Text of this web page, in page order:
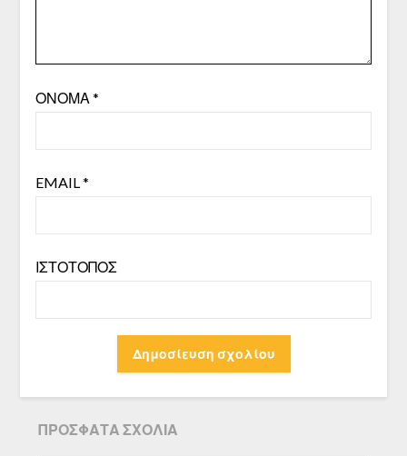
ΌΝΟΜΑ *
EMAIL*
ΙΣΤΌΤΟΠΟΣ
ΠΡΌΣΦΑΤΑ ΣΧΌΛΙΑ